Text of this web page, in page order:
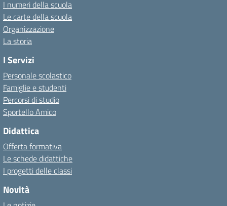
I numeri della scuola
Le carte della scuola
Organizzazione
La storia
I Servizi
Personale scolastico
Famiglie e studenti
Percorsi di studio
Sportello Amico
Didattica
Offerta formativa
Le schede didattiche
I progetti delle classi
Novità